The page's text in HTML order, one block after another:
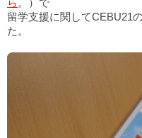
ら 。）で
留学支援に関してCEBU21
た。